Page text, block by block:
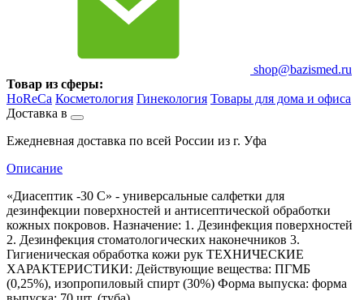
shop@bazismed.ru
Товар из сферы:
HoReCa Косметология Гинекология Товары для дома и офиса
Доставка в
Ежедневная доставка по всей России из г. Уфа
Описание
«Диасептик -30 С» - универсальные салфетки для
дезинфекции поверхностей и антисептической обработки
кожных покровов. Назначение: 1. Дезинфекция поверхностей
2. Дезинфекция стоматологических наконечников 3.
Гигиеническая обработка кожи рук ТЕХНИЧЕСКИЕ
ХАРАКТЕРИСТИКИ: Действующие вещества: ПГМБ
(0,25%), изопропиловый спирт (30%) Форма выпуска: форма